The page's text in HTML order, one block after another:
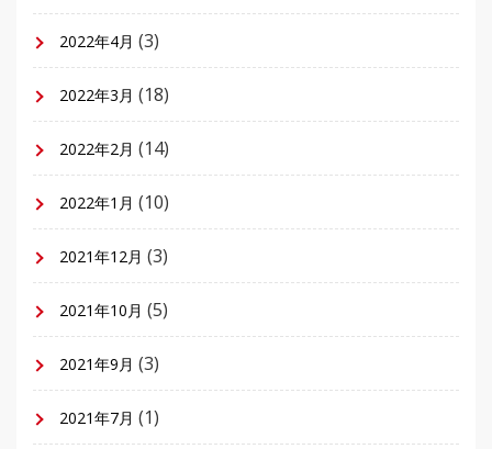
2022年4月 (3)
2022年3月 (18)
2022年2月 (14)
2022年1月 (10)
2021年12月 (3)
2021年10月 (5)
2021年9月 (3)
2021年7月 (1)